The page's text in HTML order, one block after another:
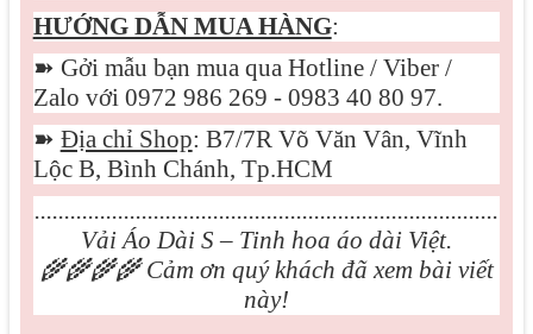
HƯỚNG DẪN MUA HÀNG:
➽ Gởi mẫu bạn mua qua Hotline / Viber /
Zalo với 0972 986 269 - 0983 40 80 97.
➽ Địa chỉ Shop: B7/7R Võ Văn Vân, Vĩnh
Lộc B, Bình Chánh, Tp.HCM
..............................................................................
Vải Áo Dài S – Tinh hoa áo dài Việt.
🌾🌾🌾🌾Cảm ơn quý khách đã xem bài viết
này!